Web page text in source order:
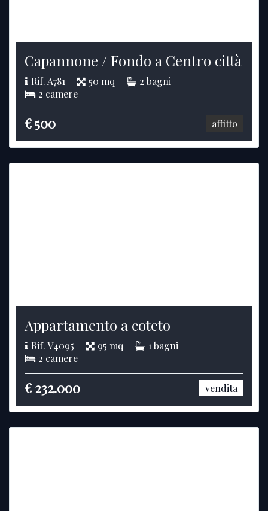
Capannone / Fondo a Centro città
Rif. A781 50 mq
2 bagni
2 camere
€ 500 affitto
Appartamento a coteto
Rif. V4095 95 mq
1 bagni
2 camere
€ 232.000 vendita